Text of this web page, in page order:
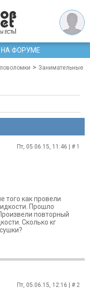
ФОРУМЕ
> Занимательные
Пт, 05.06.15, 11:46 | # 1
того как провели
Прошло
повторный
Сколько кг
Пт, 05.06.15, 12:16 | # 2